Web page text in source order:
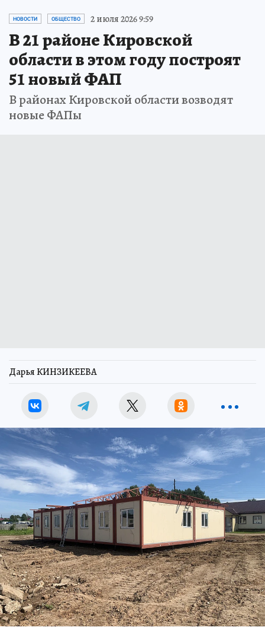
НОВОСТИ ОБЩЕСТВО 2 июля 2026 9:59
В 21 районе Кировской
области в этом году построят
51 новый ФАП
В районах Кировской области возводят
новые ФАПы
Дарья КИНЗИКЕЕВА